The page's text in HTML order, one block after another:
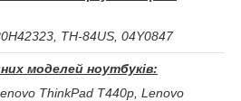
TH-84US, 04Y0847
моделей ноутбуків:
ThinkPad T440p, Lenovo